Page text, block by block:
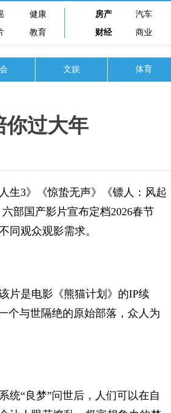
健康
教育
房产 汽车
财经
商业
文娱 体育
你过大年
3》《惊蛰无声》《镖人：风起
部国产影片宣布定档2026春节
同观众观影需求。
是电影《熊猫计划》的IP续
个与世隔绝的原始部落，众人为
“良梦”问世后，人们可以在自